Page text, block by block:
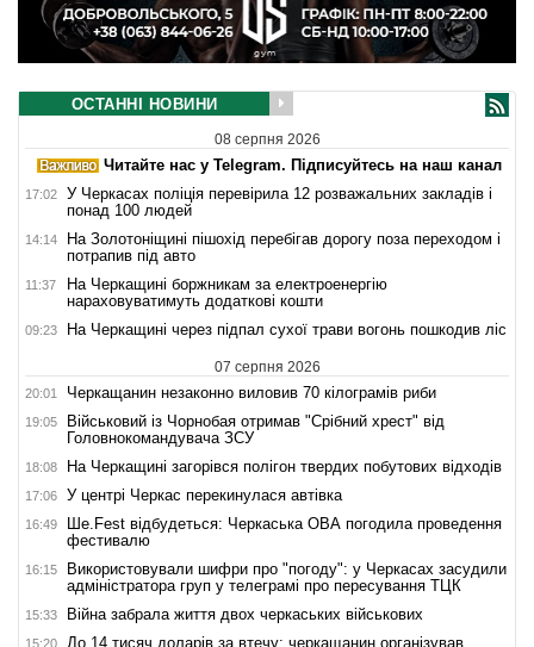
ОСТАННІ НОВИНИ
08 серпня 2026
Читайте нас у Telegram. Підписуйтесь на наш канал
17:02
У Черкасах поліція перевірила 12 розважальних закладів і
понад 100 людей
14:14
На Золотоніщині пішохід перебігав дорогу поза переходом і
потрапив під авто
11:37
На Черкащині боржникам за електроенергію
нараховуватимуть додаткові кошти
09:23 На Черкащині через підпал сухої трави вогонь пошкодив ліс
07 серпня 2026
20:01 Черкащанин незаконно виловив 70 кілограмів риби
19:05
Військовий із Чорнобая отримав "Срібний хрест" від
Головнокомандувача ЗСУ
18:08 На Черкащині загорівся полігон твердих побутових відходів
17:06 У центрі Черкас перекинулася автівка
16:49
Ше.Fest відбудеться: Черкаська ОВА погодила проведення
фестивалю
16:15
Використовували шифри про "погоду": у Черкасах засудили
адміністратора груп у телеграмі про пересування ТЦК
15:33 Війна забрала життя двох черкаських військових
15:20 До 14 тисяч доларів за втечу: черкащанин організував